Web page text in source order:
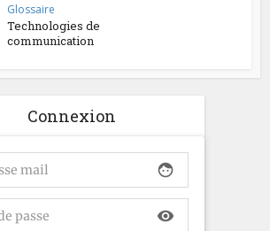
Glossaire
Technologies de
communication
Connexion
face
visibility